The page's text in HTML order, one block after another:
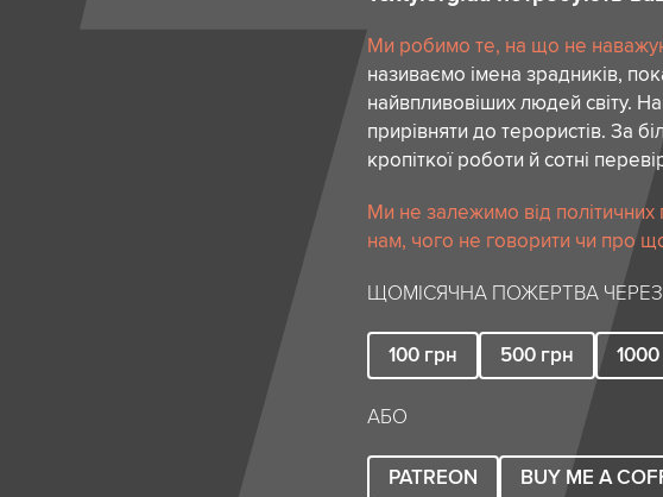
Ми робимо те, на що не
називаємо імена зрадників,
найвпливовіших людей світу.
прирівняти до терористів. За
кропіткої роботи й сотні
Ми не залежимо від
нам, чого не говорити чи про
ЩОМІСЯЧНА ПОЖЕРТВА ЧЕРЕЗ
100 грн 500 грн 1000
АБО
PATREON BUY ME A